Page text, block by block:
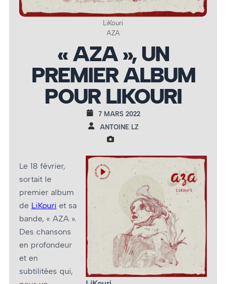
LiKouri
AZA
« AZA », UN
PREMIER ALBUM
POUR LIKOURI
7 MARS 2022
ANTOINE LZ
Le 18 février,
sortait le
premier album
de LiKouri et sa
bande, « AZA ».
Des chansons
en profondeur
et en
subtilitées qui,